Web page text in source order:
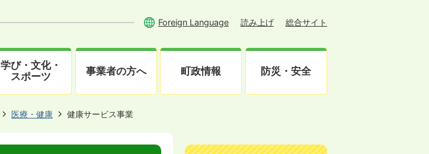
Foreign Language 読み上げ 総合サイト
学び・文化・
スポーツ
事業者の方へ 町政情報 防災・安全
医療・健康 健康サービス事業